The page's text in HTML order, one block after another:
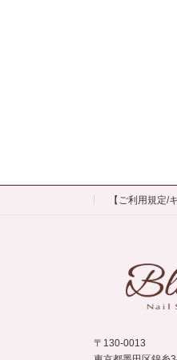
【ご利用規定/
〒130-0013